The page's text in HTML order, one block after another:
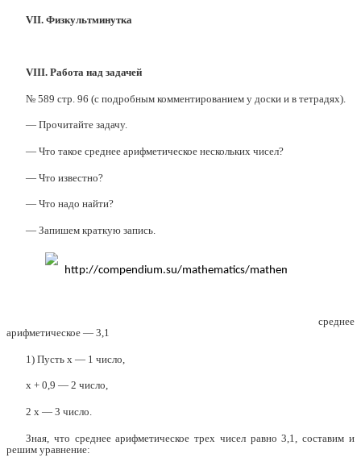
VII. Физкультминутка
VIII. Работа над задачей
№ 589 стр. 96 (с подробным комментированием у доски и в тетрадях).
— Прочитайте задачу.
— Что такое среднее арифметическое нескольких чисел?
— Что известно?
— Что надо найти?
— Запишем краткую запись.
среднее
арифметическое — 3,1
1) Пусть х — 1 число,
х + 0,9 — 2 число,
2 х — 3 число.
Зная, что среднее арифметическое трех чисел равно 3,1, составим и
решим уравнение: